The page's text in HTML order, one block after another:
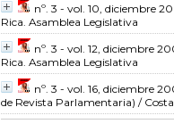
nº. 3 - vol. 10, diciembre
Rica. Asamblea Legislativa
nº. 3 - vol. 12, diciembre
Rica. Asamblea Legislativa
nº. 3 - vol. 16, diciembre
de Revista Parlamentaria) /